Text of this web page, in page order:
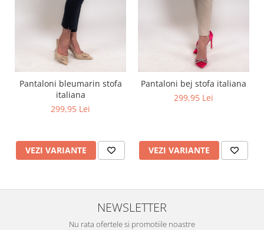
Pantaloni bleumarin stofa
italiana
299,95 Lei
VEZI VARIANTE
Pantaloni bej stofa italiana
299,95 Lei
VEZI VARIANTE
NEWSLETTER
Nu rata ofertele si promotiile noastre